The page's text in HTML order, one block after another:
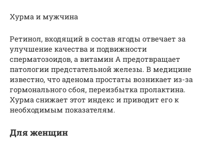
Хурма и мужчина
Ретинол, входящий в состав ягоды отвечает за
улучшение качества и подвижности
сперматозоидов, а витамин А предотвращает
патологии предстательной железы. В медицине
известно, что аденома простаты возникает из-за
гормонального сбоя, переизбытка пролактина.
Хурма снижает этот индекс и приводит его к
необходимым показателям.
Для женщин